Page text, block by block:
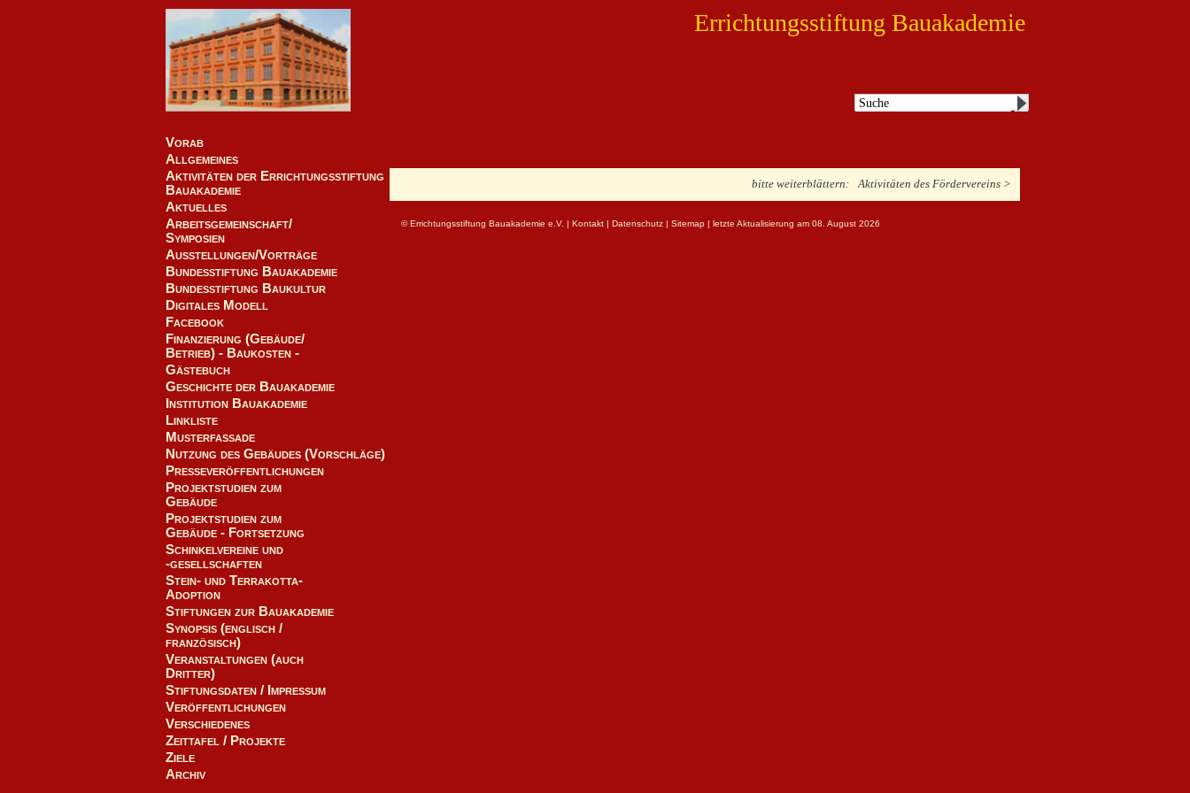
Errichtungsstiftung Bauakademie
Vorab
Allgemeines
Aktivitäten der Errichtungsstiftung
Bauakademie
Aktuelles
Arbeitsgemeinschaft/
Symposien
Ausstellungen/Vorträge
Bundesstiftung Bauakademie
Bundesstiftung Baukultur
Digitales Modell
Facebook
Finanzierung (Gebäude/
Betrieb) - Baukosten -
Gästebuch
Geschichte der Bauakademie
Institution Bauakademie
Linkliste
Musterfassade
Nutzung des Gebäudes (Vorschläge)
Presseveröffentlichungen
Projektstudien zum
Gebäude
Projektstudien zum
Gebäude - Fortsetzung
Schinkelvereine und
-gesellschaften
Stein- und Terrakotta-
Adoption
Stiftungen zur Bauakademie
Synopsis (englisch /
französisch)
Veranstaltungen (auch
Dritter)
Stiftungsdaten / Impressum
Veröffentlichungen
Verschiedenes
Zeittafel / Projekte
Ziele
Archiv
Aktivitäten des Fördervereins >
bitte weiterblättern:
© Errichtungsstiftung Bauakademie e.V. | Kontakt | Datenschutz | Sitemap | letzte Aktualisierung am 08. August 2026